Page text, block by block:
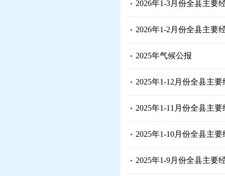
2026年1-3月份全县主要
2026年1-2月份全县主要
2025年气候公报
2025年1-12月份全县主
2025年1-11月份全县主
2025年1-10月份全县主
2025年1-9月份全县主要